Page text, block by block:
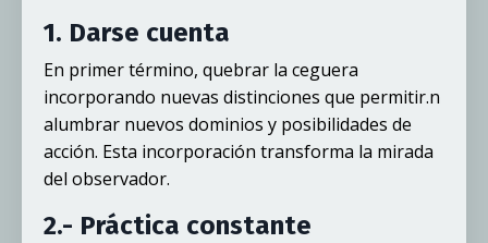
1. Darse cuenta
En primer término, quebrar la ceguera
incorporando nuevas distinciones que permitir.n
alumbrar nuevos dominios y posibilidades de
acción. Esta incorporación transforma la mirada
del observador.
2.- Práctica constante